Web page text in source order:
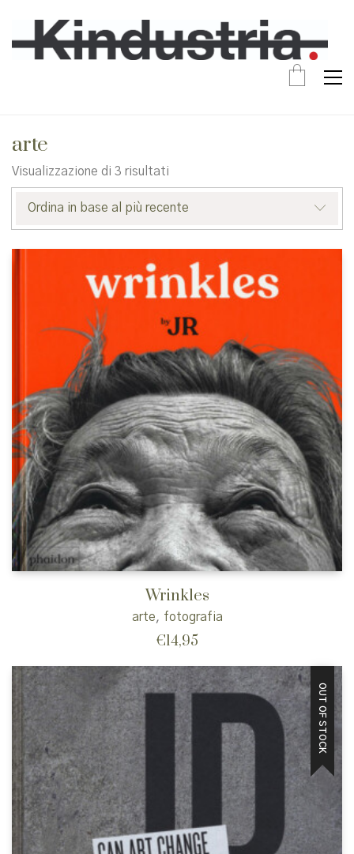
arte
Visualizzazione di 3 risultati
in
base
Ordina in base al più recente
Wrinkles
arte, fotografia
€14,95
OUT OF STOCK